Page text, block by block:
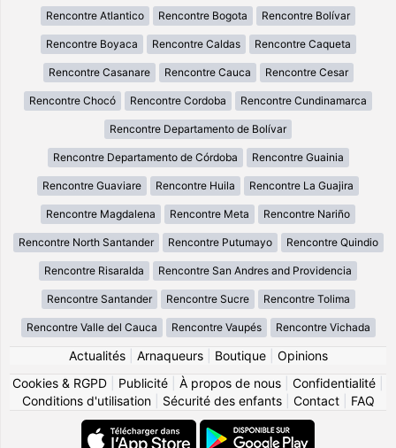
Rencontre Atlantico Rencontre Bogota Rencontre Bolívar
Rencontre Boyaca Rencontre Caldas Rencontre Caqueta
Rencontre Casanare Rencontre Cauca Rencontre Cesar
Rencontre Chocó Rencontre Cordoba Rencontre Cundinamarca
Rencontre Departamento de Bolívar
Rencontre Departamento de Córdoba Rencontre Guainia
Rencontre Guaviare Rencontre Huila Rencontre La Guajira
Rencontre Magdalena Rencontre Meta Rencontre Nariño
Rencontre North Santander Rencontre Putumayo Rencontre Quindio
Rencontre Risaralda Rencontre San Andres and Providencia
Rencontre Santander Rencontre Sucre Rencontre Tolima
Rencontre Valle del Cauca Rencontre Vaupés Rencontre Vichada
Actualités| Arnaqueurs| Boutique| Opinions
Cookies & RGPD
Publicité À propos de nous Confidentialité
Conditions d'utilisation| Sécurité des enfants| Contact| FAQ